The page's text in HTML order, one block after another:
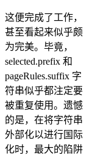
这便完成了工作，
甚至看起来似乎颇
为完美。毕竟，
selected.prefix 和
pageRules.suffix 字
符串似乎都注定要
被重复使用。遗憾
的是，在将字符串
外部化以进行国际
化时，最大的陷阱